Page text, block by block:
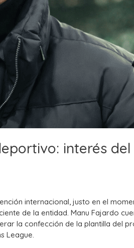
interés del
internacional, justo en el
de la entidad. Manu Fajardo
la confección de la plantilla del
League.